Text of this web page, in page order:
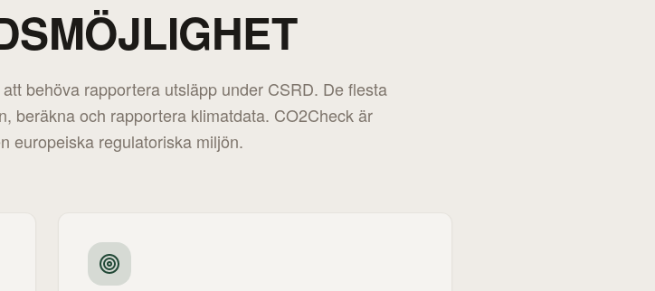
behöva rapportera utsläpp under CSRD. De flesta
beräkna och rapportera klimatdata. CO2Check är
europeiska regulatoriska miljön.